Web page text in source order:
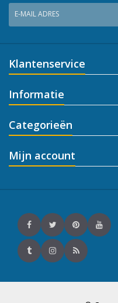
E-MAIL ADRES
Klantenservice
Informatie
Categorieën
Mijn account